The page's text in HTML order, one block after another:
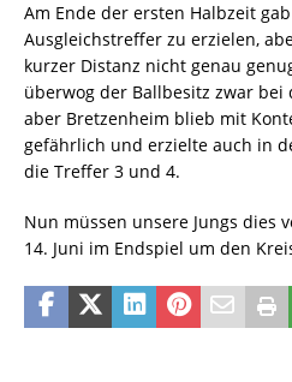
Am Ende der ersten Halbzeit
Ausgleichstreffer zu erzielen,
kurzer Distanz nicht genau
überwog der Ballbesitz zwar bei
aber Bretzenheim blieb mit
gefährlich und erzielte auch in
die Treffer 3 und 4.
Nun müssen unsere Jungs dies
14. Juni im Endspiel um den